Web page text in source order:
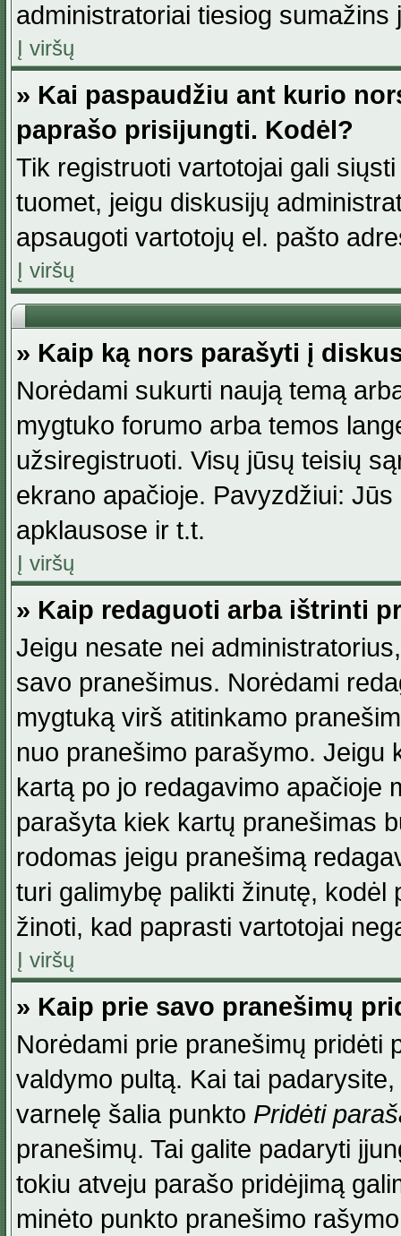
administratoriai tiesiog
Į viršų
» Kai paspaudžiu ant kurio
paprašo prisijungti. Kodėl?
Tik registruoti vartotojai gali
tuomet, jeigu diskusijų
apsaugoti vartotojų el. pašto
Į viršų
» Kaip ką nors parašyti į
Norėdami sukurti naują temą
mygtuko forumo arba temos
užsiregistruoti. Visų jūsų teisių
ekrano apačioje. Pavyzdžiui:
apklausose ir t.t.
Į viršų
» Kaip redaguoti arba ištrinti
Jeigu nesate nei
savo pranešimus. Norėdami
mygtuką virš atitinkamo
nuo pranešimo parašymo. Jeigu
kartą po jo redagavimo apačioje
parašyta kiek kartų pranešimas
rodomas jeigu pranešimą
turi galimybę palikti žinutę, kodėl
žinoti, kad paprasti vartotojai
Į viršų
» Kaip prie savo pranešimų
Norėdami prie pranešimų pridėti
valdymo pultą. Kai tai
varnelę šalia punkto Pridėti
pranešimų. Tai galite padaryti
tokiu atveju parašo pridėjimą
minėto punkto pranešimo